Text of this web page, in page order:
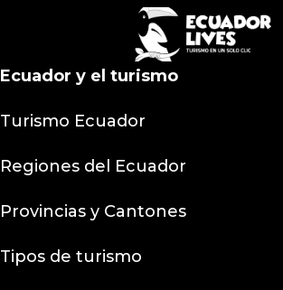
Ecuador y el turismo
Turismo Ecuador
Regiones del Ecuador
Provincias y Cantones
Tipos de turismo